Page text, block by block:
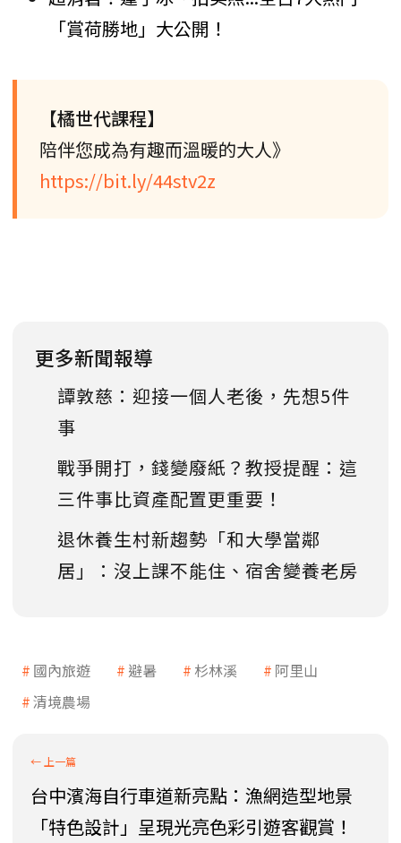
「賞荷勝地」大公開！
【橘世代課程】
陪伴您成為有趣而溫暖的大人》
https://bit.ly/44stv2z
更多新聞報導
譚敦慈：迎接一個人老後，先想5件
事
戰爭開打，錢變廢紙？教授提醒：這
三件事比資產配置更重要！
退休養生村新趨勢「和大學當鄰
居」：沒上課不能住、宿舍變養老房
國內旅遊 避暑 杉林溪
阿里山
清境農場
台中濱海自行車道新亮點：漁網造型地景
「特色設計」呈現光亮色彩引遊客觀賞！